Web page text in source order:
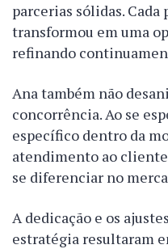
parcerias sólidas.
transformou em uma
refinando
Ana também não
concorrência. Ao se
específico dentro da
atendimento ao
se diferenciar no
A dedicação e os
estratégia resultaram